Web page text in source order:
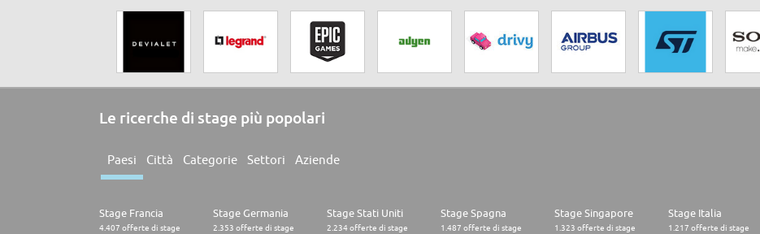
Le ricerche di stage più popolari
Paesi Città Categorie Settori Aziende
Stage Francia
4.407 offerte di stage
Stage Germania
2.353 offerte di stage
Stage Stati Uniti
2.234 offerte di stage
Stage Spagna
1.487 offerte di stage
Stage Singapore
1.323 offerte di stage
Stage Italia
1.217 offerte di stage